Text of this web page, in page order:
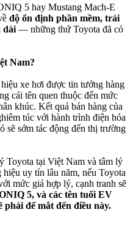
5 hay Mustang Mach-E
độ ổn định phần mềm, trải
dài — những thứ Toyota đã có
Nam?
xe hơi được tin tưởng hàng
cái tên quen thuộc đến mức
khúc. Kết quả bán hàng của
túc với hành trình điện hóa
sớm tác động đến thị trường
Toyota tại Việt Nam và tâm lý
uy tín lâu năm, nếu Toyota
mức giá hợp lý, cạnh tranh sẽ
5, và các tên tuổi EV
phải để mắt đến điều này.